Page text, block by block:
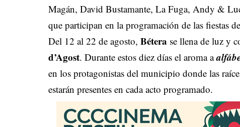
Magán, David Bustamante, La Fuga, Andy &
que participan en la programación de las fiestas
Del 12 al 22 de agosto,Bétera se llena de luz y
d’Agost. Durante estos diez días el aroma a
en los protagonistas del municipio donde las
estarán presentes en cada acto programado.